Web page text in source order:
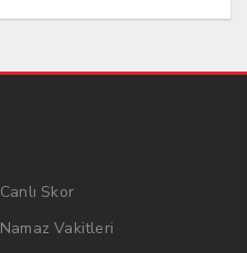
Canlı Skor
Namaz Vakitleri